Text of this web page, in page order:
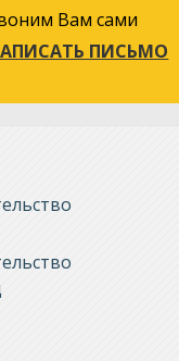
Вам сами
ПИСЬМО